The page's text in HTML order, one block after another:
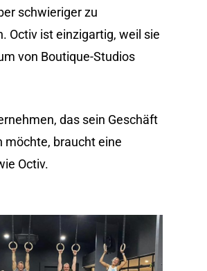
schwieriger zu
Octiv ist einzigartig, weil sie
von Boutique-Studios
das sein Geschäft
möchte, braucht eine
Octiv.